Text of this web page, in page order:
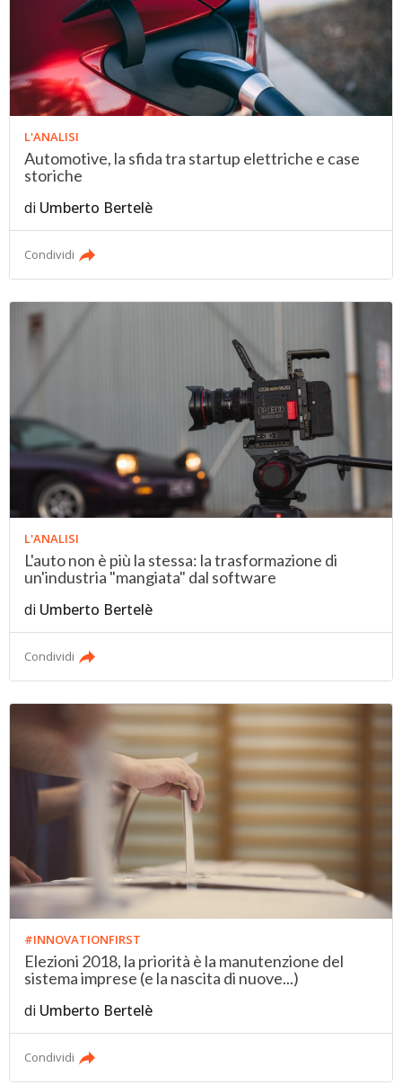
L'ANALISI
Automotive, la sfida tra startup elettriche e case
storiche
di Umberto Bertelè
Condividi
L'ANALISI
L'auto non è più la stessa: la trasformazione di
un'industria "mangiata" dal software
di Umberto Bertelè
Condividi
#INNOVATIONFIRST
Elezioni 2018, la priorità è la manutenzione del
sistema imprese (e la nascita di nuove...)
di Umberto Bertelè
Condividi